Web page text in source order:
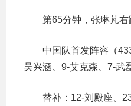
第65分钟，张琳芃
中国队首发阵容（
吴兴涵、9-艾克森、7-武
替补：12-刘殿座、